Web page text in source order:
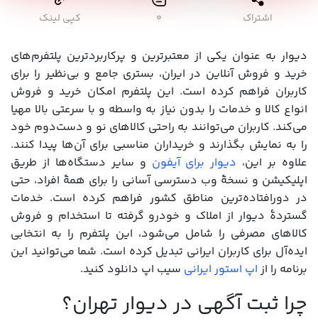
اشتراک ۰ کپی لینک
دیوار به عنوان یکی از معتبرترین و پرکاربردترین پلتفرم‌های
خرید و فروش آنلاین در ایران، بستری جامع و بی‌نظیر را برای
کاربران فراهم کرده است. این پلتفرم امکان خرید و فروش
انواع کالا و خدمات را بدون نیاز به واسطه و با سرعتی بالا مهیا
می‌کند. کاربران می‌توانند به راحتی کالاهای نو و دست‌دوم خود
را به نمایش بگذارند و خریداران مناسبی برای آن‌ها پیدا کنند.
علاوه بر این، دیوار برای آیفون و سایر دستگاه‌ها از طریق
اپلیکیشن و نسخۀ وب دسترسی آسانی را برای همۀ افراد، حتی
در دورافتاده‌ترین مناطق کشور فراهم کرده است. خدمات
گستردۀ دیوار از املاک و خودرو گرفته تا استخدام و فروش
کالاهای مصرفی را شامل می‌شود، این پلتفرم را به انتخابی
ایده‌آل برای کاربران ایرانی تبدیل کرده است. شما می‌توانید این
برنامه را از اپ استور ایرانی سیب اپ دانلود کنید.
چرا ثبت آگهی در دیوار تهران؟